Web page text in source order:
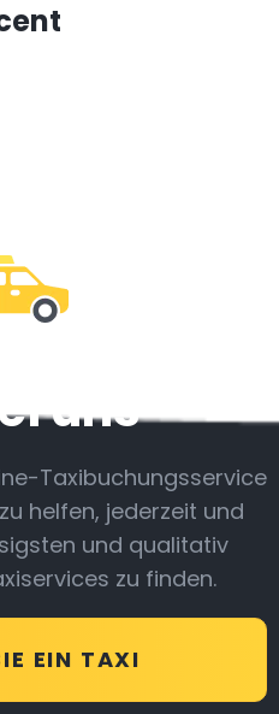
uns
Taxibuchungsservice
helfen, jederzeit und
und qualitativ
zu finden.
EIN TAXI